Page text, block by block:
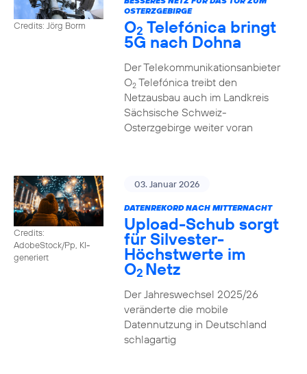
Credits: Jörg Borm
OSTERZGEBIRGE
O2 Telefónica bringt
5G nach Dohna
Der Telekommunikationsanbieter
O2Telefónica treibt den
Netzausbau auch im Landkreis
Sächsische Schweiz-
Osterzgebirge weiter voran
Credits:
AdobeStock/Pp, KI-
generiert
03. Januar 2026
DATENREKORD NACH MITTERNACHT
Upload-Schub sorgt
für Silvester-
Höchstwerte im
O2 Netz
Der Jahreswechsel 2025/26
veränderte die mobile
Datennutzung in Deutschland
schlagartig